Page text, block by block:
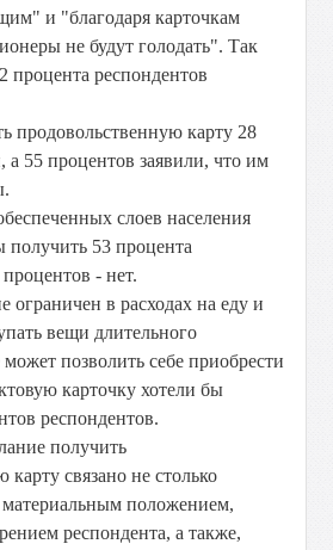
и "благодаря карточкам
не будут голодать". Так
процента респондентов
продовольственную карту 28
а 55 процентов заявили, что им
слоев населения
получить 53 процента
- нет.
ограничен в расходах на еду и
вещи длительного
позволить себе приобрести
карточку хотели бы
респондентов.
получить
карту связано не столько
материальным положением,
респондента, а также,